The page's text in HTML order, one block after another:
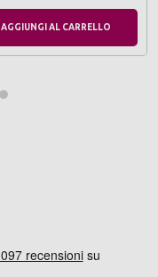
AGGIUNGI AL CARRELLO